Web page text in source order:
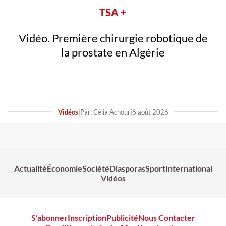
TSA +
Vidéo. De la Silicon Valley à l’Algérie : le
parcours inattendu de Yacine Rahmoun
Vidéos| Par: Célia Achour| 6 août 2026
ActualitéÉconomieSociétéDiasporasSportInternational
Vidéos
S’abonnerInscriptionPublicitéNous Contacter